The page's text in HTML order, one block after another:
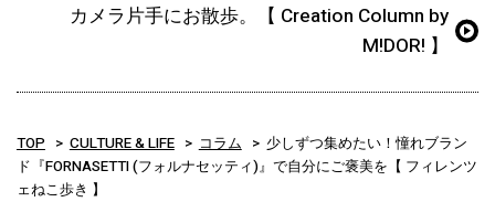
カメラ片手にお散歩。【 Creation Column by
M!DOR! 】
TOP CULTURE & LIFE コラム
少しずつ集めたい！憧れブラン
ド『FORNASETTI (フォルナセッティ)』で自分にご褒美を【 フィレンツ
ェねこ歩き 】